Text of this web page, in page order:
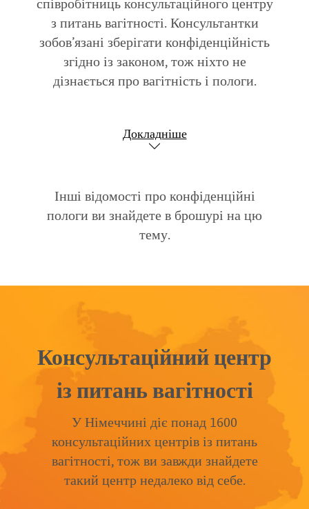
співробітниць консультаційного центру
з питань вагітності. Консультантки
зобов’язані зберігати конфіденційність
згідно із законом, тож ніхто не
дізнається про вагітність і пологи.
Докладніше
Інші відомості про конфіденційні
пологи ви знайдете в брошурі на цю
тему.
Консультаційний центр
із питань вагітності
У Німеччині діє понад 1600
консультаційних центрів із питань
вагітності, тож ви завжди знайдете
такий центр недалеко від себе.